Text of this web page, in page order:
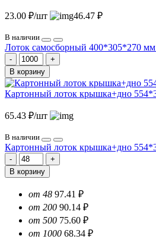
23.00 ₽/шт 46.47 ₽
В наличии
Лоток самосборный 400*305*270
В корзину
Картонный лоток крышка+дно
65.43 ₽/шт
В наличии
Картонный лоток крышка+дно
В корзину
от 48 97.41 ₽
от 200 90.14 ₽
от 500 75.60 ₽
от 1000 68.34 ₽